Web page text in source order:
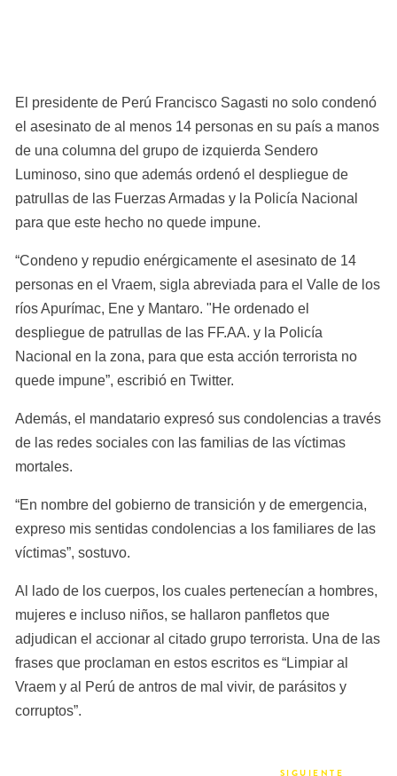
El presidente de Perú Francisco Sagasti no solo condenó
el asesinato de al menos 14 personas en su país a manos
de una columna del grupo de izquierda Sendero
Luminoso, sino que además ordenó el despliegue de
patrullas de las Fuerzas Armadas y la Policía Nacional
para que este hecho no quede impune.
“Condeno y repudio enérgicamente el asesinato de 14
personas en el Vraem, sigla abreviada para el Valle de los
ríos Apurímac, Ene y Mantaro. "He ordenado el
despliegue de patrullas de las FF.AA. y la Policía
Nacional en la zona, para que esta acción terrorista no
quede impune”, escribió en Twitter.
Además, el mandatario expresó sus condolencias a través
de las redes sociales con las familias de las víctimas
mortales.
“En nombre del gobierno de transición y de emergencia,
expreso mis sentidas condolencias a los familiares de las
víctimas”, sostuvo.
Al lado de los cuerpos, los cuales pertenecían a hombres,
mujeres e incluso niños, se hallaron panfletos que
adjudican el accionar al citado grupo terrorista. Una de las
frases que proclaman en estos escritos es “Limpiar al
Vraem y al Perú de antros de mal vivir, de parásitos y
corruptos”.
SIGUIENTE